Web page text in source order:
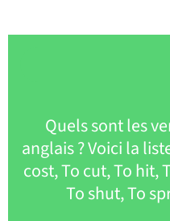
Quels sont les
anglais ? Voici la
cost, To cut, To hit,
To shut, To